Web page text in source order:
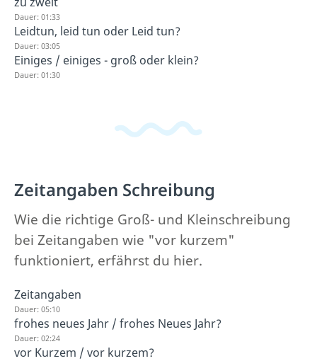
Dauer: 01:33
Leidtun, leid tun oder Leid tun?
Dauer: 03:05
Einiges / einiges - groß oder klein?
Dauer: 01:30
Zeitangaben Schreibung
Wie die richtige Groß- und Kleinschreibung
bei Zeitangaben wie "vor kurzem"
funktioniert, erfährst du hier.
Zeitangaben
Dauer: 05:10
frohes neues Jahr / frohes Neues Jahr?
Dauer: 02:24
vor Kurzem / vor kurzem?